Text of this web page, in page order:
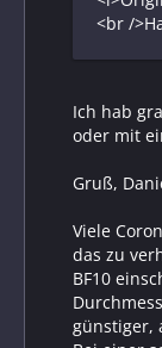
<br /
Ich hab
oder mit
Gruß,
Viele
das zu
BF10
günstiger,